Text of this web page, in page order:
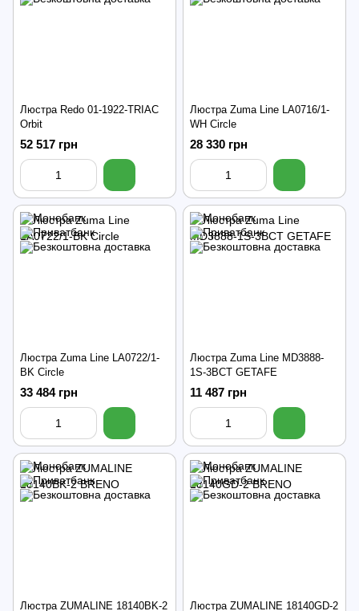
Люстра Redo 01-1922-TRIAC
Orbit
52 517 грн
Люстра Zuma Line LA0716/1-
WH Circle
28 330 грн
Люстра Zuma Line LA0722/1-
BK Circle
33 484 грн
Люстра Zuma Line MD3888-
1S-3BCT GETAFE
11 487 грн
Люстра ZUMALINE 18140BK-2
Люстра ZUMALINE 18140GD-2